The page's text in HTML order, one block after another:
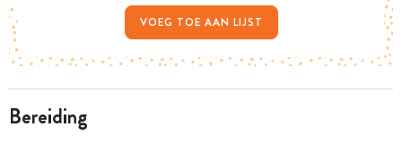
bereiding
VOEG TOE AAN LIJST